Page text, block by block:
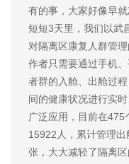
有的事，大家好像早
短短3天里，我们以武
对隔离区康复人群管
作者只需要通过手机
者群的入舱、出舱过
间的健康状况进行实
广泛应用，目前在
15922人，累计管理
张，大大减轻了隔离